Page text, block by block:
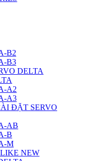
B2
B3
DELTA
A2
A3
ĐẶT SERVO
AB
B
M
NEW